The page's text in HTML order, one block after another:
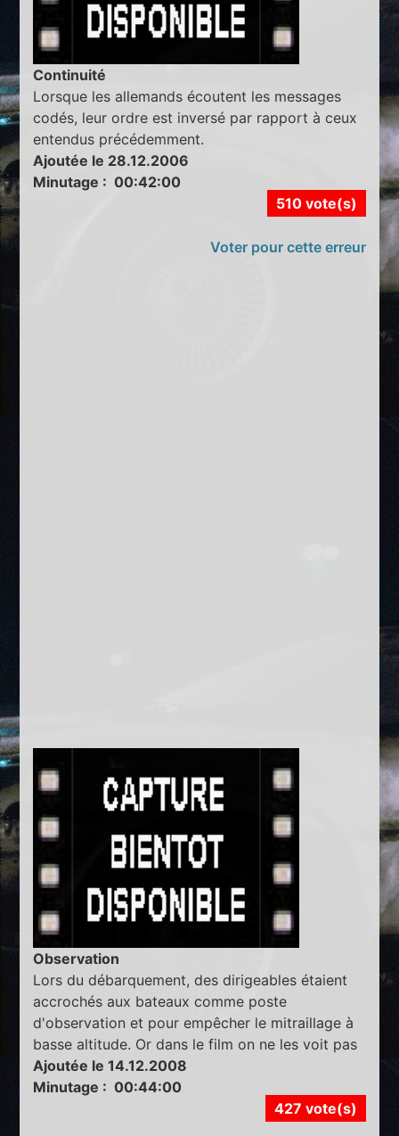
Continuité
Lorsque les allemands écoutent les messages
codés, leur ordre est inversé par rapport à ceux
entendus précédemment.
Ajoutée le 28.12.2006
Minutage : 00:42:00
510 vote(s)
Voter pour cette erreur
Observation
Lors du débarquement, des dirigeables étaient
accrochés aux bateaux comme poste
d'observation et pour empêcher le mitraillage à
basse altitude. Or dans le film on ne les voit pas
Ajoutée le 14.12.2008
Minutage : 00:44:00
427 vote(s)